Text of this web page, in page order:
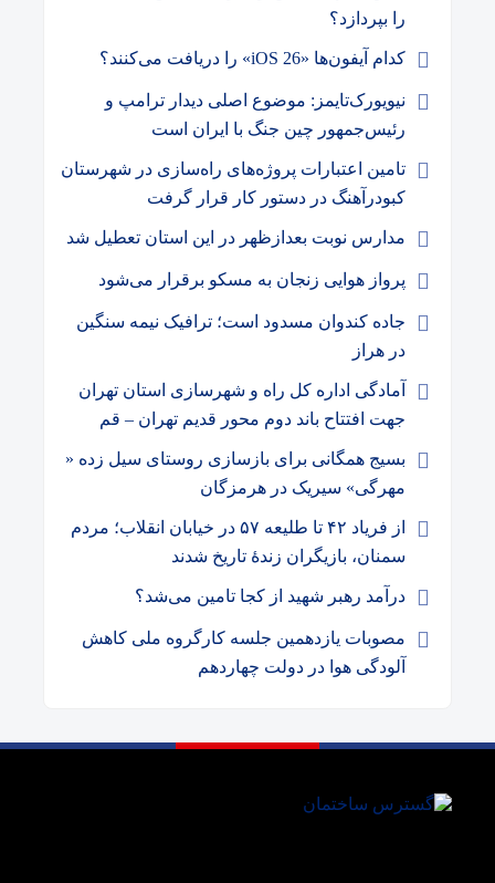
را بپردازد؟
کدام آیفون‌ها «iOS 26» را دریافت می‌کنند؟
نیویورک‌تایمز: موضوع اصلی دیدار ترامپ و
رئیس‌جمهور چین جنگ با ایران است
تامین اعتبارات پروژه‌های راه‌سازی در شهرستان
کبودرآهنگ در دستور کار قرار گرفت
مدارس نوبت بعدازظهر در این استان تعطیل شد
پرواز هوایی زنجان به مسکو برقرار می‌‎شود
جاده کندوان مسدود است؛ ترافیک نیمه سنگین
در هراز
آمادگی اداره کل راه و شهرسازی استان تهران
جهت افتتاح باند دوم محور قدیم تهران – قم
بسیج همگانی برای بازسازی روستای سیل زده «
مهرگی» سیریک در هرمزگان
از فریاد ۴۲ تا طلیعه ۵۷ در خیابان انقلاب؛ مردم
سمنان، بازیگران زندهٔ تاریخ شدند
درآمد رهبر شهید از کجا تامین می‌شد؟
مصوبات یازدهمین جلسه کارگروه ملی کاهش
آلودگی هوا در دولت چهاردهم